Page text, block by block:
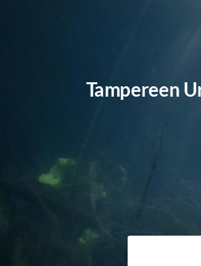
Tampereen